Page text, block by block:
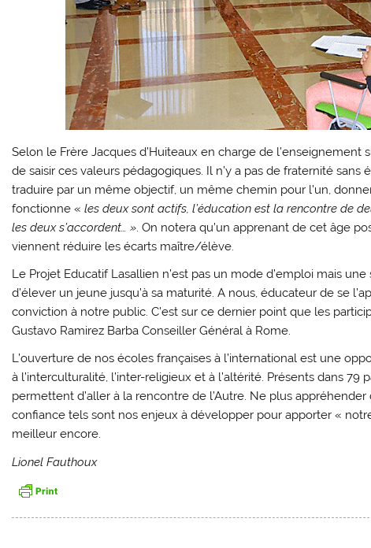
Selon le Frère Jacques d’Huiteaux en charge de
de saisir ces valeurs pédagogiques. Il n’y a pas de fraternité
traduire par un même objectif, un même chemin pour l’un,
fonctionne «les deux sont actifs, l’éducation est la rencontre de
les deux s’accordent… » . On notera qu’un apprenant de cet âge
viennent réduire les écarts maître/élève.
Le Projet Educatif Lasallien n’est pas un mode d’emploi mais
d’élever un jeune jusqu’à sa maturité. A nous, éducateur de se
conviction à notre public. C’est sur ce dernier point que les
Gustavo Ramirez Barba Conseiller Général à Rome.
L’ouverture de nos écoles françaises à l’international est une
à l’interculturalité, l’inter-religieux et à l’altérité. Présents dans
permettent d’aller à la rencontre de l’Autre. Ne plus
confiance tels sont nos enjeux à développer pour apporter «
meilleur encore.
Lionel Fauthoux